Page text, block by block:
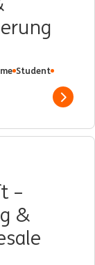
Student
Show
–
&